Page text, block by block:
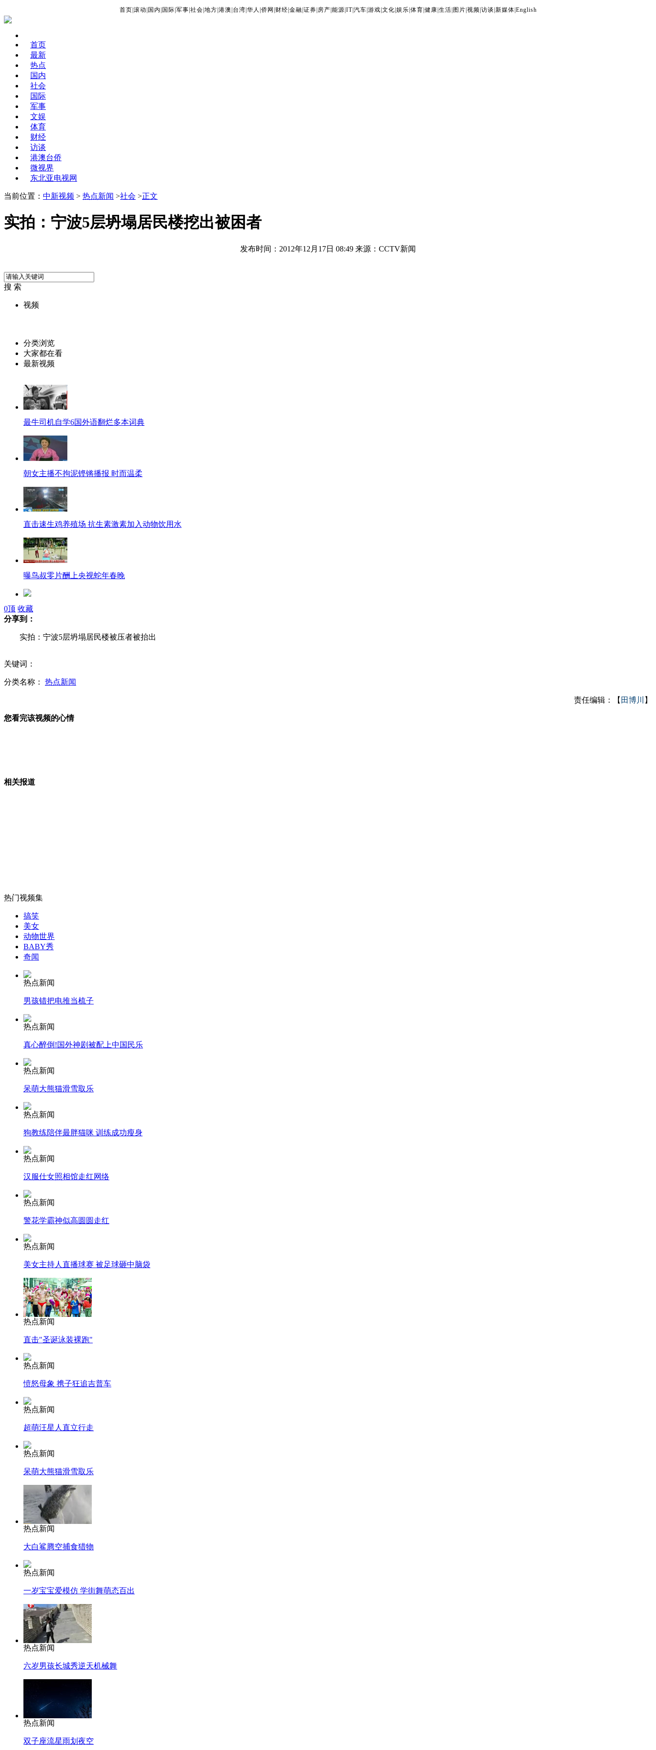
首页 滚动 国内 国际 军事 社会 地方 港澳 台湾 华人 侨网 财经 金融 证券 房产 能源 IT| 汽车 游戏 文化 娱乐 体育 健康 生活 图片 视频 访谈 新媒体 English
首页
最新
热点
国内
社会
国际
军事
文娱
体育
财经
访谈
港澳台侨
微视界
东北亚电视网
当前位置： 中新视频 > 热点新闻 >社会 >正文
实拍：宁波5层坍塌居民楼挖出被困者
发布时间：2012年12月17日 08:49 来源：CCTV新闻
搜 索
视频
分类浏览
大家都在看
最新视频
最牛司机自学6国外语翻烂多本词典
朝女主播不拘泥铿锵播报 时而温柔
直击速生鸡养殖场 抗生素激素加入动物饮用水
曝鸟叔零片酬上央视蛇年春晚
因学生不背书 老师微博骂其人渣
城管发明"呼死你" 被人利用搞敲诈
女孩北京地铁殴打老人 痛下狠手拳打脚踢
外交部：反对强权政治霸凌主义
外交部：有关国家言论片面不公正
安徽一实载49人客车翻车
走！跟着总书记去植树
消防员救轻生者 花炮节热闹非凡
纽约上演“枕头大战”
司机酒驾遇交警 急速倒车逃窜
0顶 收藏
分享到：
实拍：宁波5层坍塌居民楼被压者被抬出
关键词：
分类名称： 热点新闻
责任编辑：【 田博川 】
您看完该视频的心情
相关报道
热门视频集
搞笑
美女
动物世界
BABY秀
奇闻
热点新闻
男孩错把电推当梳子
热点新闻
真心醉倒!国外神剧被配上中国民乐
热点新闻
呆萌大熊猫滑雪取乐
热点新闻
狗教练陪伴最胖猫咪 训练成功瘦身
热点新闻
汉服仕女照相馆走红网络
热点新闻
警花学霸神似高圆圆走红
热点新闻
美女主持人直播球赛 被足球砸中脑袋
热点新闻
直击"圣诞泳装裸跑"
热点新闻
愤怒母象 携子狂追吉普车
热点新闻
超萌汪星人直立行走
热点新闻
呆萌大熊猫滑雪取乐
热点新闻
大白鲨腾空捕食猎物
热点新闻
一岁宝宝爱模仿 学街舞萌态百出
热点新闻
六岁男孩长城秀逆天机械舞
热点新闻
双子座流星雨划夜空